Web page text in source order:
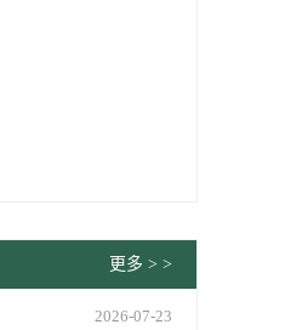
更多 > >
2026-07-23